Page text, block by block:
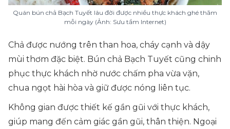
Quán bún chả Bạch Tuyết lâu đời được nhiều thực khách ghé thăm
mỗi ngày (Ảnh: Sưu tầm Internet)
Chả được nướng trên than hoa, cháy cạnh và dậy
mùi thơm đặc biệt. Bún chả Bạch Tuyết cũng chinh
phục thực khách nhờ nước chấm pha vừa vặn,
chua ngọt hài hòa và giữ được nóng liên tục.
Không gian được thiết kế gần gũi với thực khách,
giúp mang đến cảm giác gần gũi, thân thiện. Ngoại